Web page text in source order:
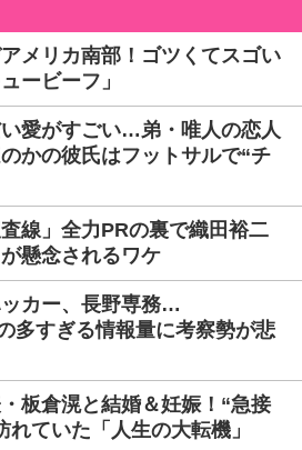
アメリカ南部！ゴツくてスゴい
ービーフ」
愛がすごい…弟・唯人の恋人
かの彼氏はフットサルで“チ
線」全力PRの裏で織田裕二
懸念されるワケ
カー、長野専務…
多すぎる情報量に考察勢が悲
板倉滉と結婚＆妊娠！“急接
ていた「人生の大転機」